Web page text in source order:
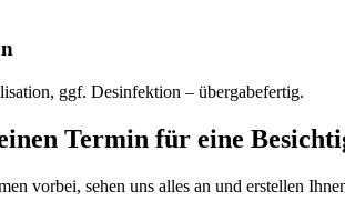
ggf. Desinfektion – übergabefertig.
Termin für eine
vorbei, sehen uns alles an und erstellen